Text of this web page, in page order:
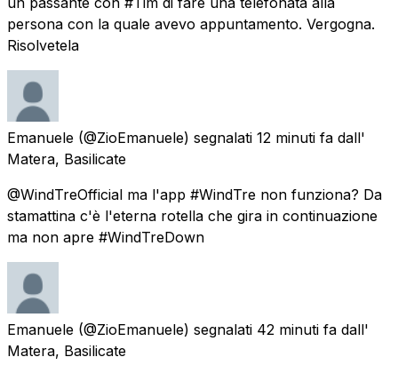
persona con la quale avevo appuntamento. Vergogna.
Risolvetela
Emanuele (@ZioEmanuele) segnalati 12 minuti fa dall'
Matera, Basilicate
@WindTreOfficial ma l'app #WindTre non funziona? Da
stamattina c'è l'eterna rotella che gira in continuazione
ma non apre #WindTreDown
Emanuele (@ZioEmanuele) segnalati 42 minuti fa dall'
Matera, Basilicate